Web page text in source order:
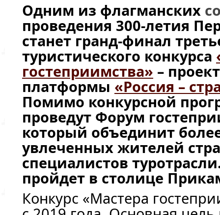
Одним из флагманских
проведения 300-летия
станет гранд-финал
туристического конкурса
гостеприимства» –
платформы «Россия –
Помимо конкурсной
проведут Форум
который объединит
увлеченных жителей
специалистов
пройдет в столице
Конкурс «Мастера